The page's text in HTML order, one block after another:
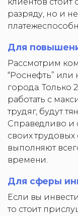
разряду, но и
Для
Рассмотрим
“Роснефть”
города. Только
работать с
трудяг, будут
Справедливо и
своих трудовых
выполняют
времени.
Для сферы
Если вы
то стоит